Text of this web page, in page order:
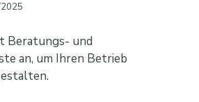
Beratungs- und
an, um Ihren Betrieb